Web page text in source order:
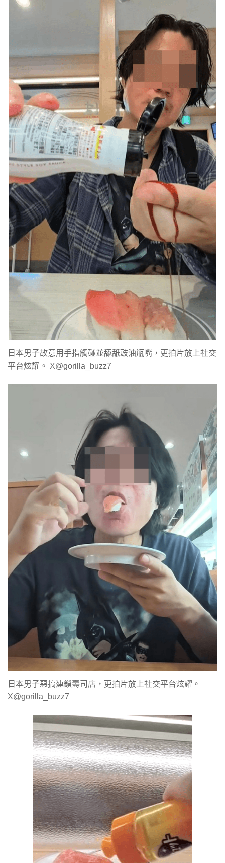
日本男子故意用手指觸碰並舔舐豉油瓶嘴，更拍片放上社交
平台炫耀。 X@gorilla_buzz7
日本男子惡搞連鎖壽司店，更拍片放上社交平台炫耀。
X@gorilla_buzz7